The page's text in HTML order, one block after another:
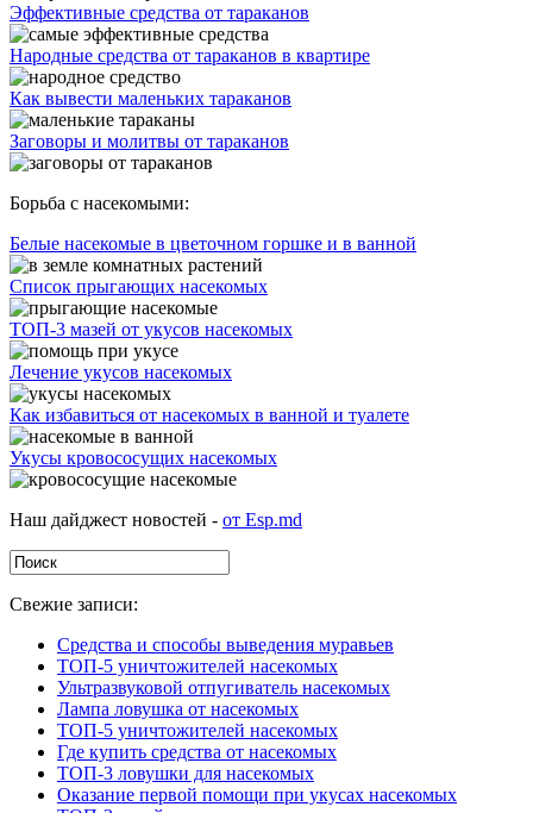
Эффективные средства от тараканов
Народные средства от тараканов в квартире
Как вывести маленьких тараканов
Заговоры и молитвы от тараканов
Борьба с насекомыми:
Белые насекомые в цветочном горшке и в ванной
Список прыгающих насекомых
ТОП-3 мазей от укусов насекомых
Лечение укусов насекомых
Как избавиться от насекомых в ванной и туалете
Укусы кровососущих насекомых
Наш дайджест новостей - от Esp.md
Свежие записи:
Средства и способы выведения муравьев
ТОП-5 уничтожителей насекомых
Ультразвуковой отпугиватель насекомых
Лампа ловушка от насекомых
ТОП-5 уничтожителей насекомых
Где купить средства от насекомых
ТОП-3 ловушки для насекомых
Оказание первой помощи при укусах насекомых